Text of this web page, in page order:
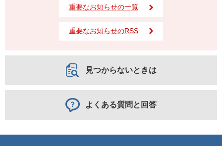
重要なお知らせの一覧
重要なお知らせのRSS
見つからないときは
よくある質問と回答